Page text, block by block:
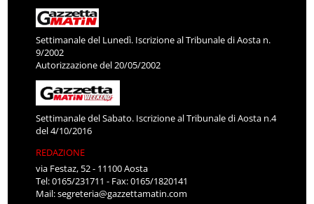
Settimanale del Lunedì. Iscrizione al Tribunale di Aosta n.
9/2002
Autorizzazione del 20/05/2002
Settimanale del Sabato. Iscrizione al Tribunale di Aosta n.4
del 4/10/2016
REDAZIONE
via Festaz, 52 - 11100 Aosta
Tel: 0165/231711 - Fax: 0165/1820141
Mail:segreteria@gazzettamatin.com